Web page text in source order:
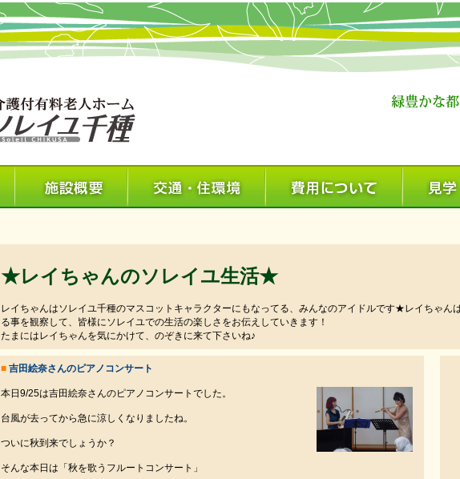
★レイちゃんのソレイユ生活★
レイちゃんはソレイユ千種のマスコットキャラクターにもなってる、みんなのアイドルです★レイちゃん
る事を観察して、皆様にソレイユでの生活の楽しさをお伝えしていきます！
たまにはレイちゃんを気にかけて、のぞきに来て下さいね♪
■ 吉田絵奈さんのピアノコンサート
本日9/25は吉田絵奈さんのピアノコンサートでした。
台風が去ってから急に涼しくなりましたね。
ついに秋到来でしょうか？
そんな本日は「秋を歌うフルートコンサート」